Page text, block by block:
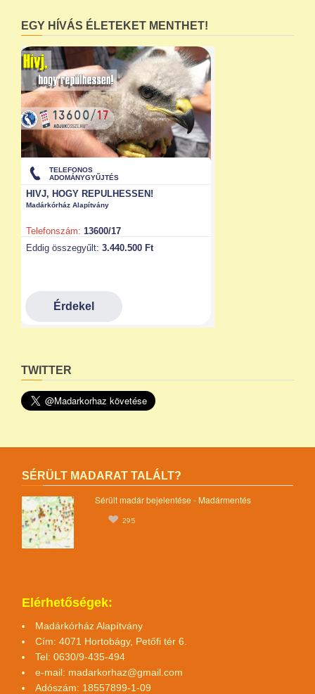
EGY HÍVÁS ÉLETEKET MENTHET!
TWITTER
SÉRÜLT MADARAT TALÁLT?
Sérült madár bejelentése - Madármentés
295
Elérhetőségek:
Madárkórház Alapítvány
Cím: 4071 Hortobágy, Petőfi tér 6.
Tel: 0630/9-435-494
e-mail: madarkorhaz@gmail.com
Adószám: 18557899-1-09